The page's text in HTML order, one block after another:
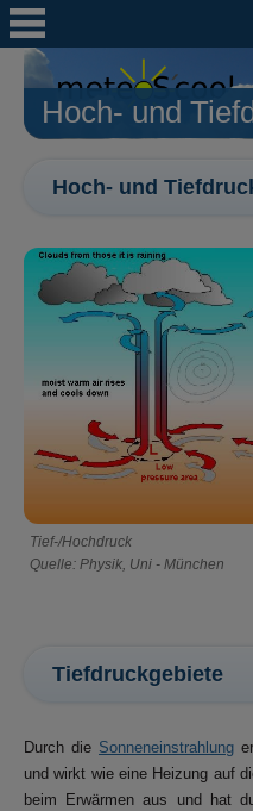
Hoch- und
Hoch- und
Tief-/Hochdruck
Quelle: Physik, Uni - München
Tiefdruckgebiete
Durch die Sonneneinstrahlung
und wirkt wie eine Heizung auf
beim Erwärmen aus und hat